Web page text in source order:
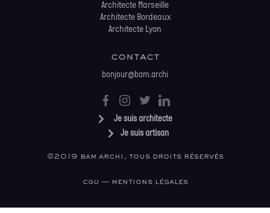
Architecte Marseille
Architecte Bordeaux
Architecte Lyon
contact
bonjour@bam.archi
Je suis architecte
Je suis artisan
©2019 bam archi, tous droits réservés
cgu — mentions légales